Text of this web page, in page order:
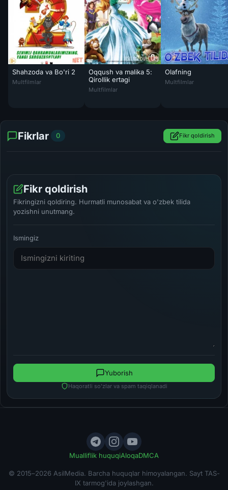
Shahzoda va Bo'ri 2
Shahzoda va Bo'ri 2 Multfilm Uzbek tilida skachat
Multfilmlar
Oqqush va malika 5:
Qirollik ertagi
Oqqush va malika 5: Qirollik ertagi Multfilm
Multfilmlar
Olafning
Olafning yangi yil
Multfilmlar
Fikrlar 0 Fikr qoldirish
Fikr qoldirish
Fikringizni qoldiring. Hurmatli munosabat va o'zbek tilida
yozishni unutmang.
Ismingiz
Haqoratli so'zlar va spam taqiqlanadi
Yuborish
Mualliflik huquqiAloqaDMCA
© 2015–2026 AsilMedia. Barcha huquqlar himoyalangan. Sayt TAS-
IX tarmog'ida joylashgan.